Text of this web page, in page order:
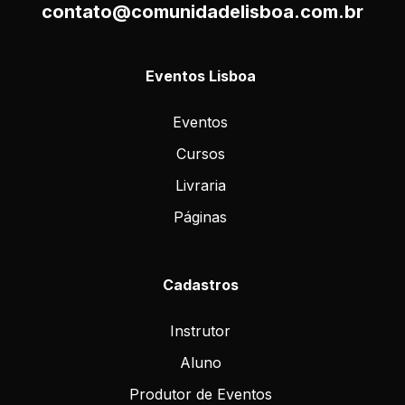
contato@comunidadelisboa.com.br
Eventos Lisboa
Eventos
Cursos
Livraria
Páginas
Cadastros
Instrutor
Aluno
Produtor de Eventos